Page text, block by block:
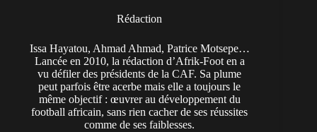
Rédaction
Issa Hayatou, Ahmad Ahmad, Patrice Motsepe…
Lancée en 2010, la rédaction d’Afrik-Foot en a
vu défiler des présidents de la CAF. Sa plume
peut parfois être acerbe mais elle a toujours le
même objectif : œuvrer au développement du
football africain, sans rien cacher de ses réussites
comme de ses faiblesses.